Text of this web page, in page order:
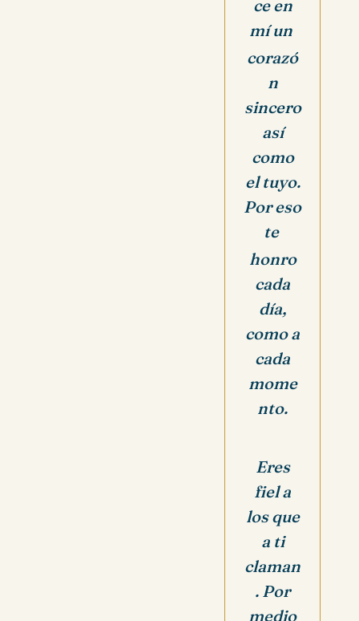
ce en
mí un
corazó
n
sincero
así
como
el tuyo.
Por eso
te
honro
cada
día,
como a
cada
mome
nto.
Eres
fiel a
los que
a ti
claman
. Por
medio